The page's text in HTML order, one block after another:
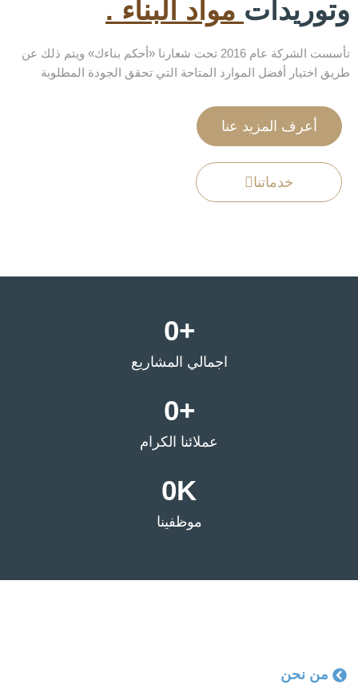
وتوريدات مواد البناء .
تأسست الشركة عام 2016 تحت شعارنا «أحكم بناءك» ويتم ذلك عن
طريق اختيار أفضل الموارد المتاحة التي تحقق الجودة المطلوبة
أعرف المزيد عنا
خدماتنا
اجمالي المشاريع
+
0
عملائنا الكرام
+
0
موظفينا
K
0
من نحن